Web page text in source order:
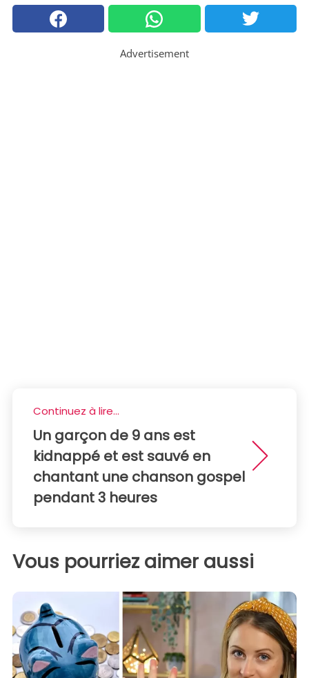
Advertisement
Continuez à lire...
Un garçon de 9 ans est
kidnappé et est sauvé en
chantant une chanson gospel
pendant 3 heures
Vous pourriez aimer aussi